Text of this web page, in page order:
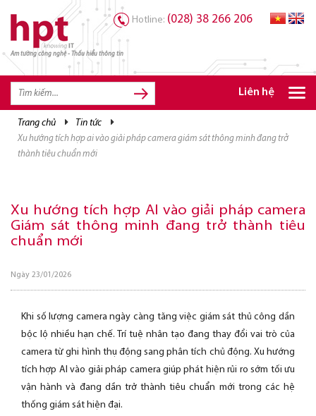
Am tường công nghệ - Thấu hiểu thông tin
Hotline: (028) 38 266 206
Liên hệ
trang chủ tin tức
xu hướng tích hợp ai vào giải pháp camera giám sát thông minh đang trở
thành tiêu chuẩn mới
Xu hướng tích hợp AI vào giải pháp camera
Giám sát thông minh đang trở thành tiêu
chuẩn mới
Ngày 23/01/2026
Khi số lượng camera ngày càng tăng việc giám sát thủ công dần
bộc lộ nhiều hạn chế. Trí tuệ nhân tạo đang thay đổi vai trò của
camera từ ghi hình thụ động sang phân tích chủ động. Xu hướng
tích hợp AI vào giải pháp camera giúp phát hiện rủi ro sớm tối ưu
vận hành và đang dần trở thành tiêu chuẩn mới trong các hệ
thống giám sát hiện đại.
TRANG CHỦ
TRANG CHỦ
GIẢI PHÁP
DỊCH VỤ
CƠ HỘI NGHỀ NGHIỆP